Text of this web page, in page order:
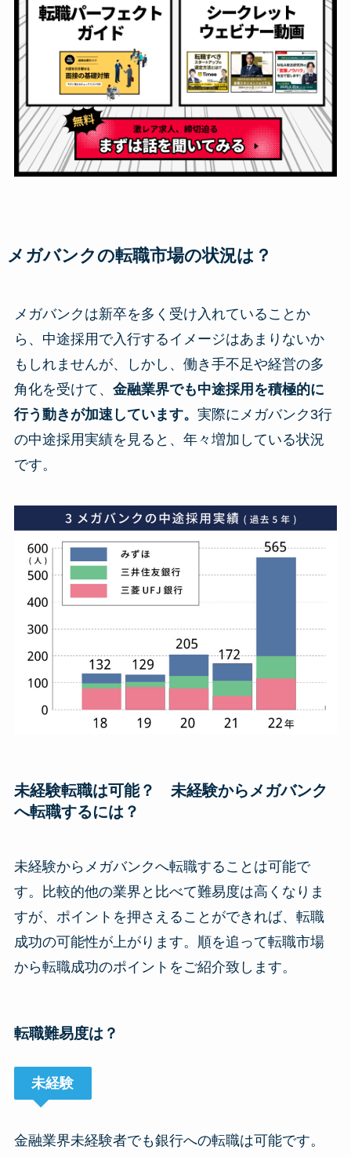
メガバンクの転職市場の状況は？
メガバンクは新卒を多く受け入れていることか
ら、中途採用で入行するイメージはあまりないか
もしれませんが、しかし、働き手不足や経営の多
角化を受けて、 金融業界でも中途採用を積極的に
行う動きが加速しています。 実際にメガバンク3行
の中途採用実績を見ると、年々増加している状況
です。
未経験転職は可能？ 未経験からメガバンク
へ転職するには？
未経験からメガバンクへ転職することは可能で
す。比較的他の業界と比べて難易度は高くなりま
すが、ポイントを押さえることができれば、転職
成功の可能性が上がります。順を追って転職市場
から転職成功のポイントをご紹介致します。
転職難易度は？
未経験
金融業界未経験者でも銀行への転職は可能です。